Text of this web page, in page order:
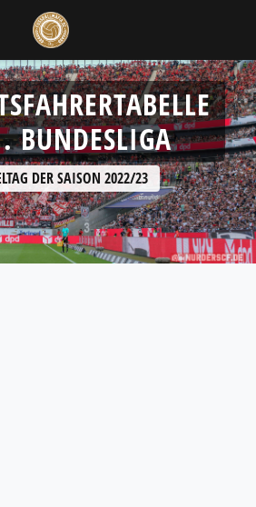
BUNDESLIGA
DER SAISON 2022/23